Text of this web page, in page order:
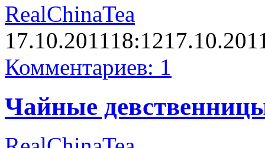
RealChinaTea
17.10.2011 18:12
Комментариев: 1
Чайные